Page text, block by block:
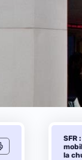
SFR
la